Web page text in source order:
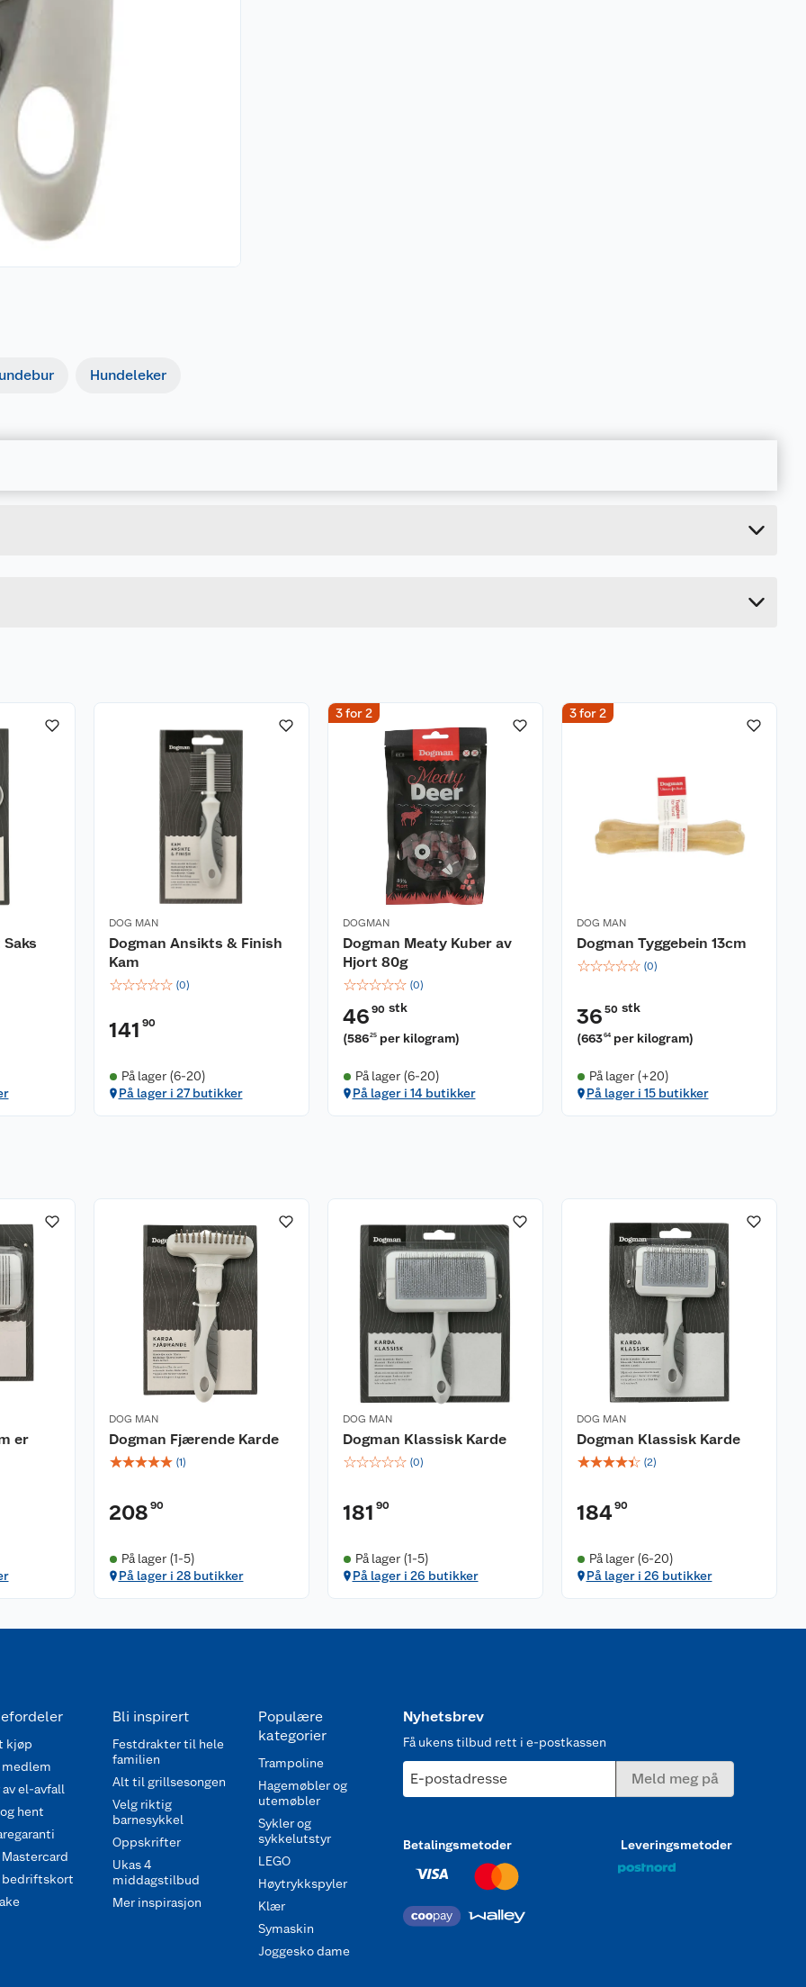
Hundeleker
7312136866034
Bruttovekt
0.061 kg
DOG MAN
Dogman Ansikts & Finish
Kam
☆☆☆☆☆ (0)
141 90
På lager (6-20)
På lager i 27 butikker
3 for 2
DOGMAN
Dogman Meaty Kuber av
Hjort 80g
☆☆☆☆☆ (0)
46 90 stk
(58625 per kilogram)
På lager (6-20)
På lager i 14 butikker
3 for 2
DOG MAN
Dogman Tyggebein 13cm
☆☆☆☆☆ (0)
36 50 stk
(66364 per kilogram)
På lager (+20)
På lager i 15 butikker
er
DOG MAN
Dogman Fjærende Karde
☆☆☆☆☆ (1)
208 90
På lager (1-5)
På lager i 28 butikker
DOG MAN
Dogman Klassisk Karde
☆☆☆☆☆ (0)
181 90
På lager (1-5)
På lager i 26 butikker
DOG MAN
Dogman Klassisk Karde
☆☆☆☆☆ (2)
18490
På lager (6-20)
På lager i 26 butikker
kjøp
medlem
av el-avfall
hent
bedriftskort
Bli inspirert
Festdrakter til hele
familien
Alt til grillsesongen
Velg riktig
barnesykkel
Oppskrifter
Ukas 4
middagstilbud
Mer inspirasjon
Populære
kategorier
Trampoline
Hagemøbler og
utemøbler
Sykler og
sykkelutstyr
LEGO
Høytrykkspyler
Klær
Symaskin
Joggesko dame
Nyhetsbrev
Få ukens tilbud rett i e-postkassen
E-postadresse Meld meg på
Betalingsmetoder Leveringsmetoder